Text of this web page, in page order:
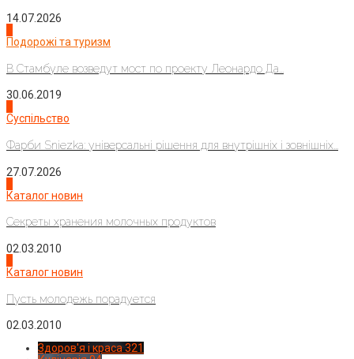
14.07.2026
Подорожі та туризм
В Стамбуле возведут мост по проекту Леонардо Да...
30.06.2019
Суспільство
Фарби Sniezka: універсальні рішення для внутрішніх і зовнішніх...
27.07.2026
Каталог новин
Секреты хранения молочных продуктов
02.03.2010
Каталог новин
Пусть молодежь порадуется
02.03.2010
Здоров'я і краса 321